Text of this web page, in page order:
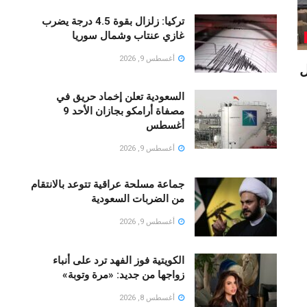
تركيا: زلزال بقوة 4.5 درجة يضرب
غازي عنتاب وشمال سوريا
أغسطس 9, 2026
السعودية تعلن إخماد حريق في
مصفاة أرامكو بجازان الأحد 9
أغسطس
أغسطس 9, 2026
جماعة مسلحة عراقية تتوعد بالانتقام
من الضربات السعودية
أغسطس 9, 2026
الكويتية فوز الفهد ترد على أنباء
زواجها من جديد: «مرة وتوبة» ‏
أغسطس 8, 2026